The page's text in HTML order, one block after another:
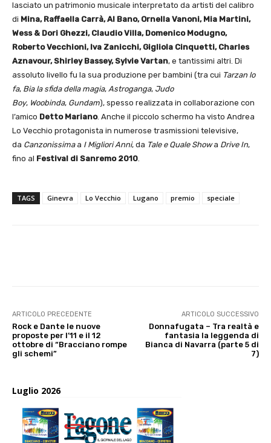
lasciato un patrimonio musicale interpretato da artisti del calibro
di Mina, Raffaella Carrà, Al Bano, Ornella Vanoni, Mia Martini,
Wess & Dori Ghezzi, Claudio Villa, Domenico Modugno,
Roberto Vecchioni, Iva Zanicchi, Gigliola Cinquetti, Charles
Aznavour, Shirley Bassey, Sylvie Vartan, e tantissimi altri. Di
assoluto livello fu la sua produzione per bambini (tra cui Tarzan lo
fa, Bia la sfida della magia, Astroganga, Judo
Boy, Woobinda, Gundam), spesso realizzata in collaborazione con
l’amico Detto Mariano. Anche il piccolo schermo ha visto Andrea
Lo Vecchio protagonista in numerose trasmissioni televisive,
da Canzonissimaa I Migliori Anni, da Tale e Quale Showa Drive In,
fino al Festival di Sanremo 2010.
TAGS Ginevra Lo Vecchio Lugano premio speciale
ARTICOLO PRECEDENTE
Rock e Dante le nuove
proposte per l’11 e il 12
ottobre di “Bracciano rompe
gli schemi”
ARTICOLO SUCCESSIVO
Donnafugata – Tra realtà e
fantasia la leggenda di
Bianca di Navarra (parte 5 di
7)
Luglio 2026